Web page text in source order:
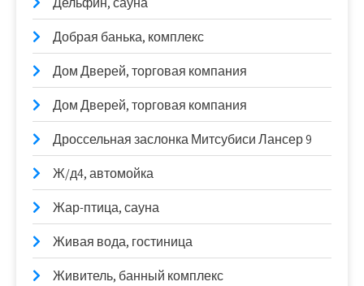
Добрая банька, комплекс
Дом Дверей, торговая компания
Дом Дверей, торговая компания
Дроссельная заслонка Митсубиси Лансер 9
Ж/д4, автомойка
Жар-птица, сауна
Живая вода, гостиница
Живитель, банный комплекс